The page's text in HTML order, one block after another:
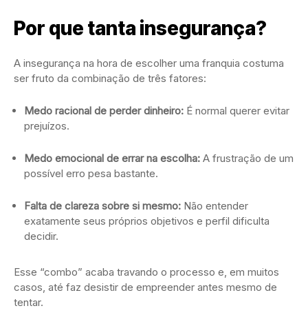
Por que tanta insegurança?
A insegurança na hora de escolher uma franquia costuma
ser fruto da combinação de três fatores:
Medo racional de perder dinheiro: É normal querer evitar
prejuízos.
Medo emocional de errar na escolha: A frustração de um
possível erro pesa bastante.
Falta de clareza sobre si mesmo: Não entender
exatamente seus próprios objetivos e perfil dificulta
decidir.
Esse “combo” acaba travando o processo e, em muitos
casos, até faz desistir de empreender antes mesmo de
tentar.